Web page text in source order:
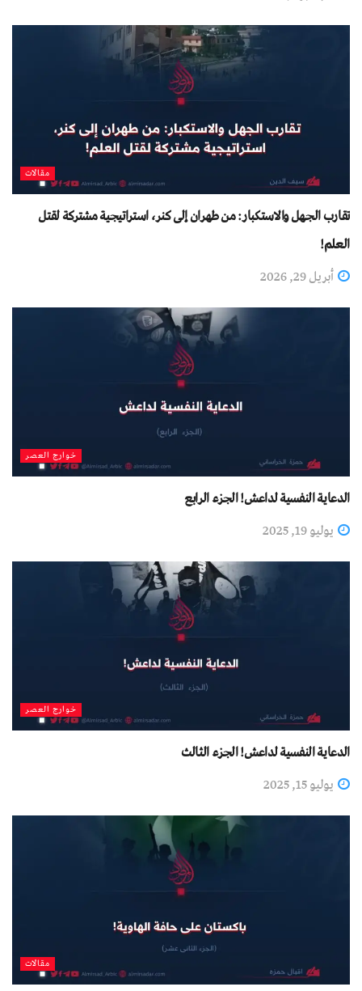
مقالات
تقارب الجهل والاستكبار: من طهران إلى كنر، استراتيجية مشتركة لقتل
العلم!
أبريل 29, 2026
خوارج العصر
الدعاية النفسية لداعش! الجزء الرابع
يوليو 19, 2025
خوارج العصر
الدعاية النفسية لداعش! الجزء الثالث
يوليو 15, 2025
مقالات